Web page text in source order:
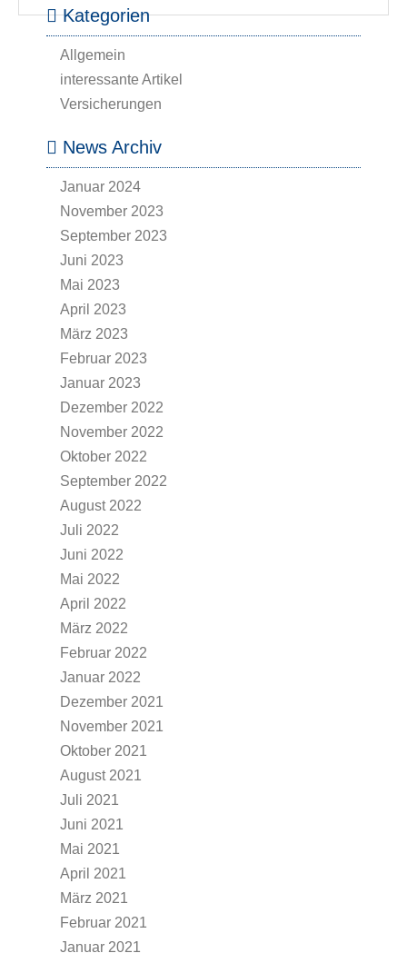
Kategorien
Allgemein
interessante Artikel
Versicherungen
News Archiv
Januar 2024
November 2023
September 2023
Juni 2023
Mai 2023
April 2023
März 2023
Februar 2023
Januar 2023
Dezember 2022
November 2022
Oktober 2022
September 2022
August 2022
Juli 2022
Juni 2022
Mai 2022
April 2022
März 2022
Februar 2022
Januar 2022
Dezember 2021
November 2021
Oktober 2021
August 2021
Juli 2021
Juni 2021
Mai 2021
April 2021
März 2021
Februar 2021
Januar 2021